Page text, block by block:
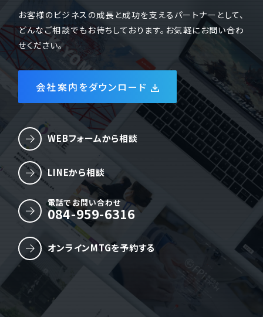
お客様のビジネスの成長と成功を支えるパートナーとして、
どんなご相談でもお待ちしております。お気軽にお問い合わ
せください。
会社案内をダウンロード
WEBフォームから相談
LINEから相談
電話でお問い合わせ
084-959-6316
オンラインMTGを予約する